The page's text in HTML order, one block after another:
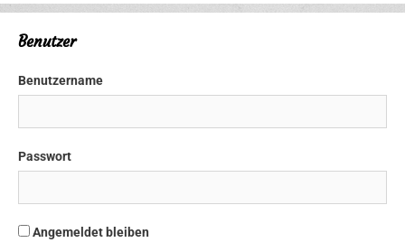
Benutzer
Benutzername
Passwort
Angemeldet bleiben